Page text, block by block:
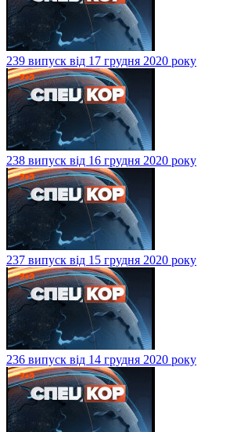
239 випуск від 17 грудня 2020 року
238 випуск від 16 грудня 2020 року
237 випуск від 15 грудня 2020 року
236 випуск від 14 грудня 2020 року